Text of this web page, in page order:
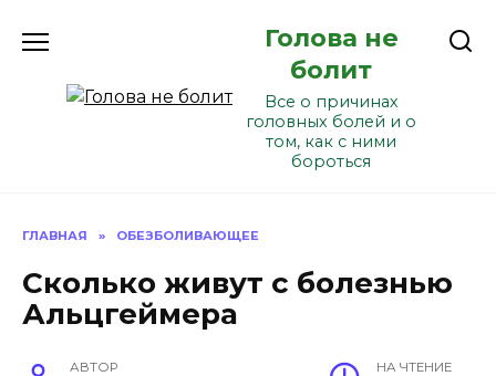
Голова не
болит
Все о причинах
головных болей и о
том, как с ними
бороться
ГЛАВНАЯ » ОБЕЗБОЛИВАЮЩЕЕ
Сколько живут с болезнью
Альцгеймера
АВТОР НА ЧТЕНИЕ